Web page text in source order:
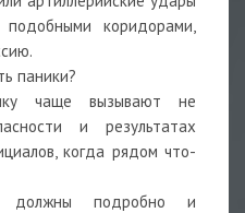
коридорами,
паники?
чаще вызывают не
и результатах
когда рядом что-
подробно и